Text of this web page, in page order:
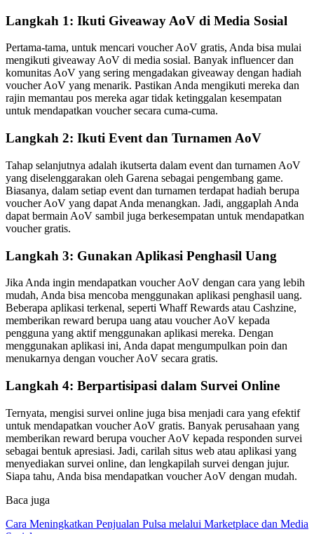
Langkah 1: Ikuti Giveaway AoV di Media Sosial
Pertama-tama, untuk mencari voucher AoV gratis, Anda bisa mulai
mengikuti giveaway AoV di media sosial. Banyak influencer dan
komunitas AoV yang sering mengadakan giveaway dengan hadiah
voucher AoV yang menarik. Pastikan Anda mengikuti mereka dan
rajin memantau pos mereka agar tidak ketinggalan kesempatan
untuk mendapatkan voucher secara cuma-cuma.
Langkah 2: Ikuti Event dan Turnamen AoV
Tahap selanjutnya adalah ikutserta dalam event dan turnamen AoV
yang diselenggarakan oleh Garena sebagai pengembang game.
Biasanya, dalam setiap event dan turnamen terdapat hadiah berupa
voucher AoV yang dapat Anda menangkan. Jadi, anggaplah Anda
dapat bermain AoV sambil juga berkesempatan untuk mendapatkan
voucher gratis.
Langkah 3: Gunakan Aplikasi Penghasil Uang
Jika Anda ingin mendapatkan voucher AoV dengan cara yang lebih
mudah, Anda bisa mencoba menggunakan aplikasi penghasil uang.
Beberapa aplikasi terkenal, seperti Whaff Rewards atau Cashzine,
memberikan reward berupa uang atau voucher AoV kepada
pengguna yang aktif menggunakan aplikasi mereka. Dengan
menggunakan aplikasi ini, Anda dapat mengumpulkan poin dan
menukarnya dengan voucher AoV secara gratis.
Langkah 4: Berpartisipasi dalam Survei Online
Ternyata, mengisi survei online juga bisa menjadi cara yang efektif
untuk mendapatkan voucher AoV gratis. Banyak perusahaan yang
memberikan reward berupa voucher AoV kepada responden survei
sebagai bentuk apresiasi. Jadi, carilah situs web atau aplikasi yang
menyediakan survei online, dan lengkapilah survei dengan jujur.
Siapa tahu, Anda bisa mendapatkan voucher AoV dengan mudah.
Baca juga
Cara Meningkatkan Penjualan Pulsa melalui Marketplace dan Media